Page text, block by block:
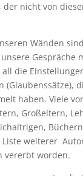
der nicht von
Wänden
Gespräche
die
(Glaubenssätze),
haben. Viele
Großeltern,
Liste weiterer
vererbt worden.